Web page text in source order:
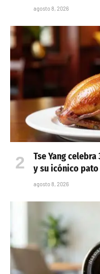
agosto 8, 2026
Tse Yang
y su icónico
agosto 8, 2026